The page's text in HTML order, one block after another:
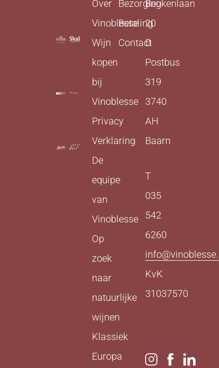
Over
Vinoblesse
Wijn
kopen
bij
Vinoblesse
Privacy
Verklaring
De
equipe
van
Vinoblesse
Op
zoek
naar
natuurlijke
wijnen
Klassiek
Europa
Bezorging
Betaling
Contact
Beukenlaan
20
D
Postbus
319
3740
AH
Baarn
T
035
542
6260
KvK
31037570